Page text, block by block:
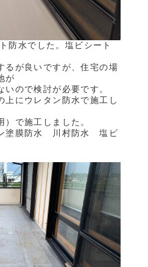
防水でした。塩ビシート
るが良いですが、住宅の場
が
ので検討が必要です。
上にウレタン防水で施工し
で施工しました。
塗膜防水 川村防水 塩ビ